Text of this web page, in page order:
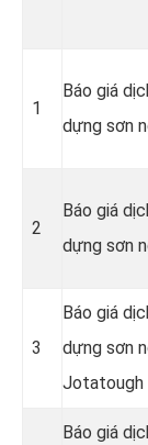
1
Báo giá
dựng sơn
2
Báo giá
dựng sơn
3
Báo giá
dựng sơn
Jotatough
Báo giá